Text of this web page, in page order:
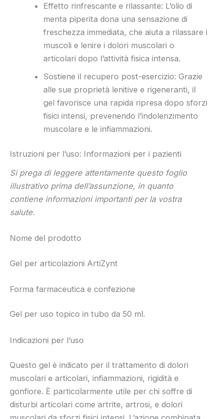
Effetto rinfrescante e rilassante: L’olio di
menta piperita dona una sensazione di
freschezza immediata, che aiuta a rilassare i
muscoli e lenire i dolori muscolari o
articolari dopo l’attività fisica intensa.
Sostiene il recupero post-esercizio: Grazie
alle sue proprietà lenitive e rigeneranti, il
gel favorisce una rapida ripresa dopo sforzi
fisici intensi, prevenendo l’indolenzimento
muscolare e le infiammazioni.
Istruzioni per l’uso: Informazioni per i pazienti
Si prega di leggere attentamente questo foglio
illustrativo prima dell’assunzione, in quanto
contiene informazioni importanti per la vostra
salute.
Nome del prodotto
Gel per articolazioni ArtiZynt
Forma farmaceutica e confezione
Gel per uso topico in tubo da 50 ml.
Indicazioni per l’uso
Questo gel è indicato per il trattamento di dolori
muscolari e articolari, infiammazioni, rigidità e
gonfiore. È particolarmente utile per chi soffre di
disturbi articolari come artrite, artrosi, e dolori